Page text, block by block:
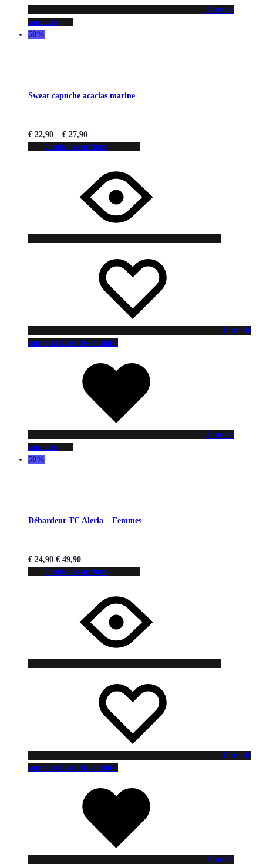
Liste de
souhaits
58%
Sweat capuche acacias marine
€ 22,90 – € 27,90
Choix des options
Liste de
souhaits Liste de souhaits
Liste de
souhaits
50%
Débardeur TC Aleria – Femmes
€ 24,90 €49,90
Choix des options
Liste de
souhaits Liste de souhaits
Liste de